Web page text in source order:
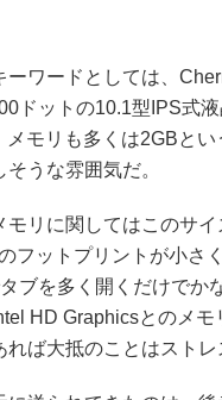
ワードとしては、
ドットの10.1型IPS式
メモリも多くは2GBと
うな雰囲気だ。
リに関してはこのサ
フットプリントが小さ
ブを多く開くだけでか
HD Graphicsとのメ
れば大抵のことはストレ